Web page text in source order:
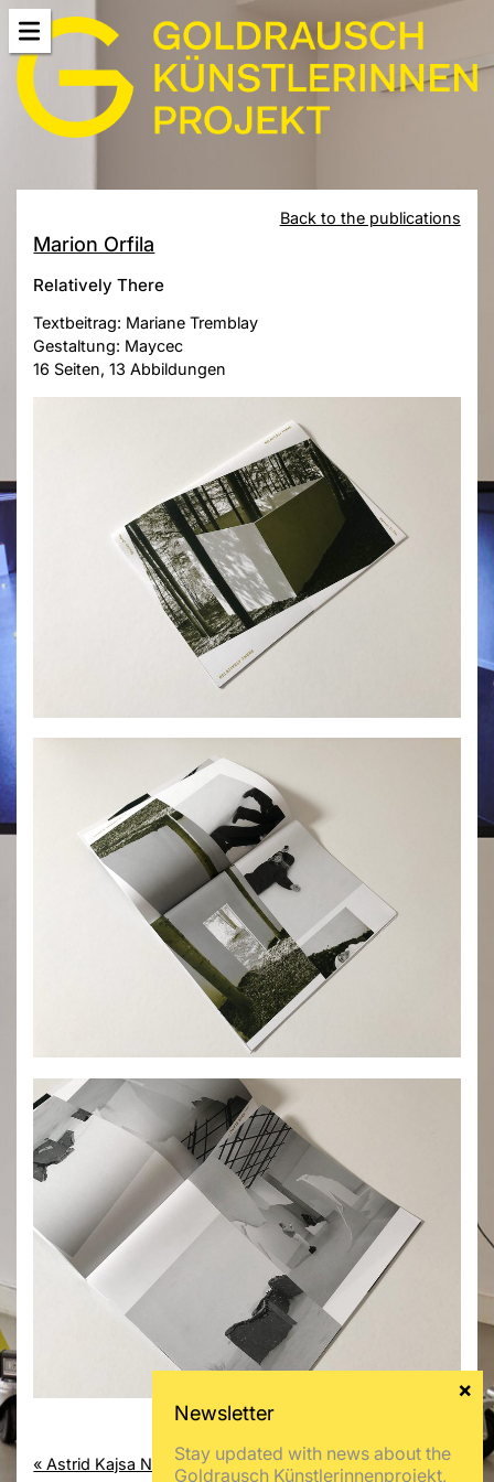
Back to the publications
Marion Orfila
Relatively There
Textbeitrag: Mariane Tremblay
Gestaltung: Maycec
16 Seiten, 13 Abbildungen
« Astrid Kajsa Nylander Mila Panic »
Stay updated with news about the
Goldrausch Künstlerinnenprojekt,